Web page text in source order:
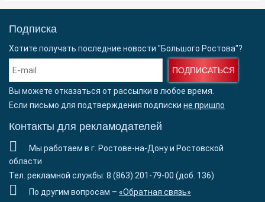
Подписка
Хотите получать последние новости "Большого Ростова"?
ПОДПИСАТЬСЯ
Вы можете отказаться от рассылки в любое время.
Если письмо для подтверждения подписки не пришло
Контакты для рекламодателей
Мы работаем в г. Ростове-на-Дону и Ростовской
области
Тел. рекламной службы: 8 (863) 201-79-00 (доб. 136)
По другим вопросам – «Обратная связь»